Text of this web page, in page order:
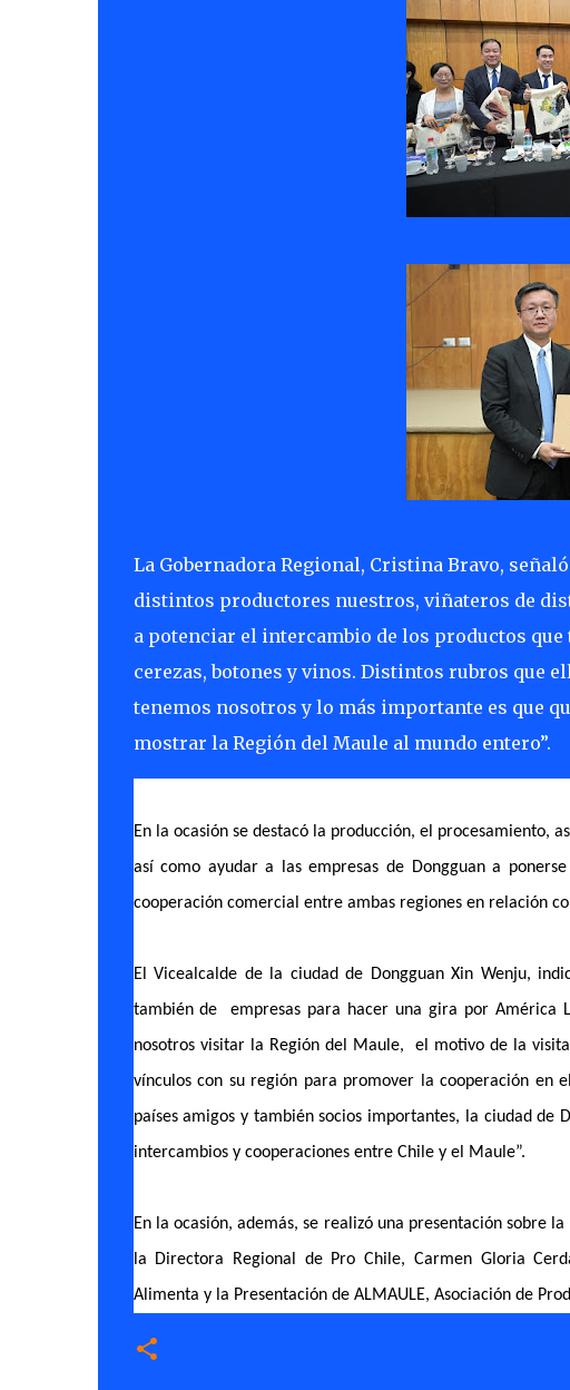
La Gobernadora Regional, Cristina Bravo,
distintos productores nuestros, viñateros de
a potenciar el intercambio de los productos que
cerezas, botones y vinos. Distintos rubros que
tenemos nosotros y lo más importante es que
mostrar la Región del Maule al mundo entero”.
En la ocasión se destacó la producción, el procesamiento,
así como ayudar a las empresas de Dongguan a
cooperación comercial entre ambas regiones en relación
El Vicealcalde de la ciudad de Dongguan Xin Wenju,
también de empresas para hacer una gira por América
nosotros visitar la Región del Maule, el motivo de la
vínculos con su región para promover la cooperación en
países amigos y también socios importantes, la ciudad de
intercambios y cooperaciones entre Chile y el Maule”.
En la ocasión, además, se realizó una presentación sobre
la Directora Regional de Pro Chile, Carmen Gloria
Alimenta y la Presentación de ALMAULE, Asociación de